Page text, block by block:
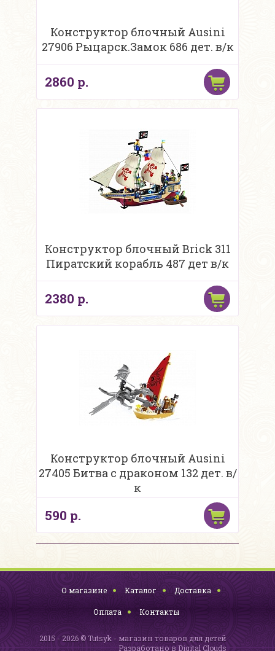
Конструктор блочный Ausini
27906 Рыцарск.Замок 686 дет. в/к
2860 р.
Конструктор блочный Brick 311
Пиратский корабль 487 дет в/к
2380 р.
Конструктор блочный Ausini
27405 Битва с драконом 132 дет. в/
к
590 р.
О магазине Каталог Доставка
Оплата Контакты
2015 - 2026 © Tutsyk - магазин товаров для детей
Разработано в Digital Clouds